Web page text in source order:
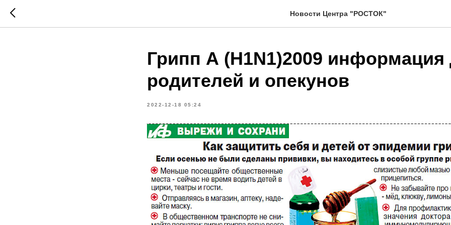
Новости Центра "РОСТОК"
Грипп А (H1N1)2009 информация
родителей и опекунов
2022-12-18 05:24